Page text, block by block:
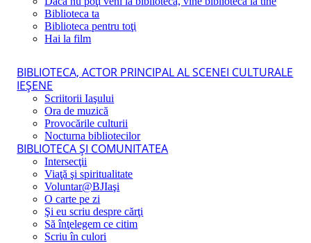
Biblioteca ta
Biblioteca pentru toţi
Hai la film
BIBLIOTECA, ACTOR PRINCIPAL AL SCENEI CULTURALE
IEŞENE
Scriitorii Iaşului
Ora de muzică
Provocările culturii
Nocturna bibliotecilor
BIBLIOTECA ŞI COMUNITATEA
Intersecţii
Viaţă şi spiritualitate
Voluntar@BJIaşi
O carte pe zi
Şi eu scriu despre cărţi
Să înţelegem ce citim
Scriu în culori